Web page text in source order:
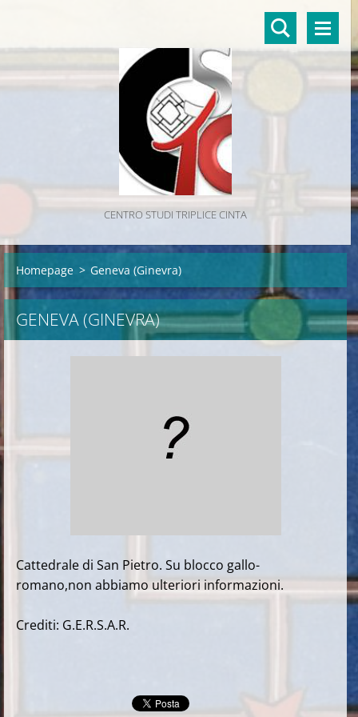
CENTRO STUDI TRIPLICE CINTA
Homepage > Geneva (Ginevra)
GENEVA (GINEVRA)
Cattedrale di San Pietro. Su blocco gallo-
romano,non abbiamo ulteriori informazioni.
Crediti: G.E.R.S.A.R.